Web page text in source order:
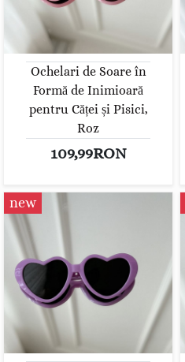
Ochelari de Soare în
Formă de Inimioară
pentru Căței și Pisici,
Roz
109,99RON
new